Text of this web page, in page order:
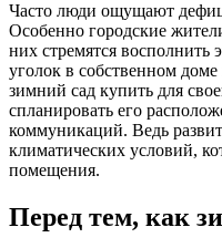
Часто люди ощущают
Особенно городские
них стремятся восполнить
уголок в собственном
зимний сад купить для
спланировать его
коммуникаций. Ведь
климатических условий,
помещения.
Перед тем, как